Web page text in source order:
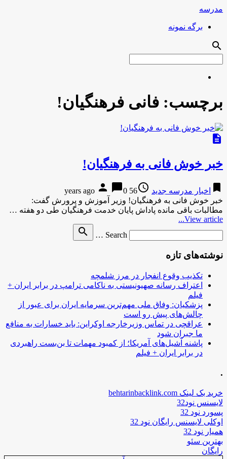
مدرسه
برگه نمونه
search
برچسب: فانی فرهنگیان!
description
خبر خوش فانی به فرهنگیان!
bookmark اخبار مدرسه جدید access_time
56 years ago
person chat_bubble0
خبر خوش فانی به فرهنگیان! وزیر آموزش و پرورش گفت:
مطالبات باقی مانده پاداش پایان خدمت فرهنگیان طی دو هفته …
View article...
Search …
search
نوشته‌های تازه
تکذیب وقوع انفجار در مرز شلمچه
اعتراف رسانه صهیونیستی به ناکامی ترامپ در برابر ایران +
فیلم
پزشکیان: وفاق ملی مهم‌ترین سرمایه ایران برای عبور از
چالش‌های پیش رو است
عراقچی در تماس وزیرخارجه اوکراین: باید خسارات به منافع
ما جبران شود
پاشنه آشیل‌های آمریکا؛ از کمبود مهمات تا بن‌بست راهبردی
در برابر ایران + فیلم
.
خرید بک لینک behtarinbacklink.com
لایسنس نود32
پسورد نود 32
اوکلی لایسنس رایگان نود 32
همیار نود 32
بهترین سئو
رایگان